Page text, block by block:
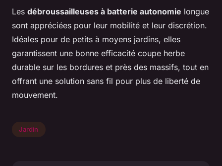
Les débroussailleuses à batterie autonomie longue
sont appréciées pour leur mobilité et leur discrétion.
Idéales pour de petits à moyens jardins, elles
garantissent une bonne efficacité coupe herbe
durable sur les bordures et près des massifs, tout en
offrant une solution sans fil pour plus de liberté de
mouvement.
Jardin